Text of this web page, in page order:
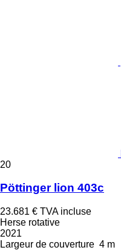
20
Pöttinger lion 403c
23.681 € TVA incluse
Herse rotative
2021
Largeur de couverture 4 m